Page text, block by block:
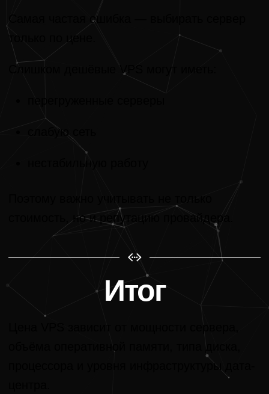
Самая частая ошибка — выбирать сервер
только по цене.
Слишком дешёвые VPS могут иметь:
перегруженные серверы
слабую сеть
стоимость, но и репутацию провайдера.
Итог
Цена VPS зависит от мощности сервера,
объёма оперативной памяти, типа диска,
процессора и уровня инфраструктуры дата-